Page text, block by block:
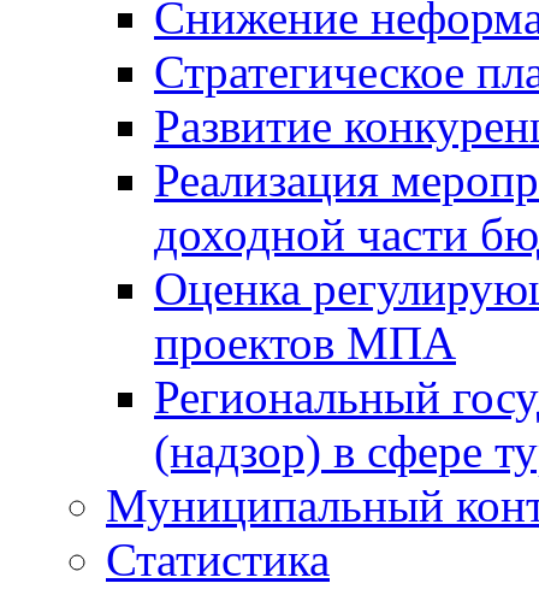
Снижение
Стратегическое
Развитие
Реализация
доходной части
Оценка
проектов МПА
Региональный
(надзор) в сфере
Муниципальный
Статистика